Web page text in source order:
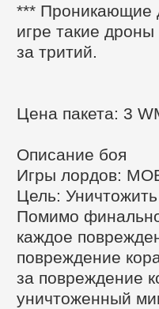
*** Проникающие
игре такие
за тритий.
Цена пакета: 3
Описание боя
Игры лордов:
Цель:
Помимо
каждое
повреждение
за повреждение
уничтоженный